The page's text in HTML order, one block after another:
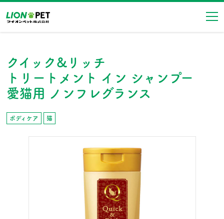
ナ
クイック&リッチ
トリートメント イン シャンプー
愛猫用 ノンフレグランス
ボディケア 猫